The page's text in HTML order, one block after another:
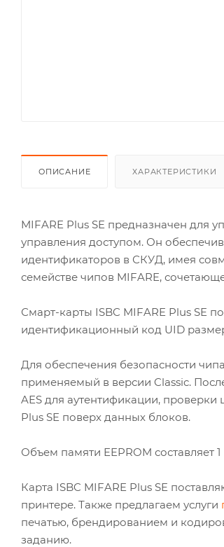
ОПИСАНИЕ ХАРАКТЕРИСТИКИ
MIFARE Plus SE предназначен для
управления доступом. Он
идентификаторов в СКУД, имея
семействе чипов MIFARE,
Смарт-карты ISBC MIFARE Plus SE
идентификационный код UID
Для обеспечения безопасности
применяемый в версии Classic.
AES для аутентификации,
Plus SE поверх данных блоков.
Объем памяти EEPROM составляет
Карта ISBC MIFARE Plus SE
принтере. Также предлагаем услуги
печатью, брендированием и
заданию.